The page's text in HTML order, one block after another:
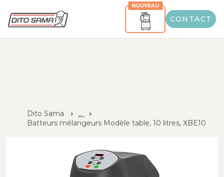
NOUVEAU
CONTACT
Dito Sama
...
Batteurs mélangeurs Modèle table, 10 litres, XBE10